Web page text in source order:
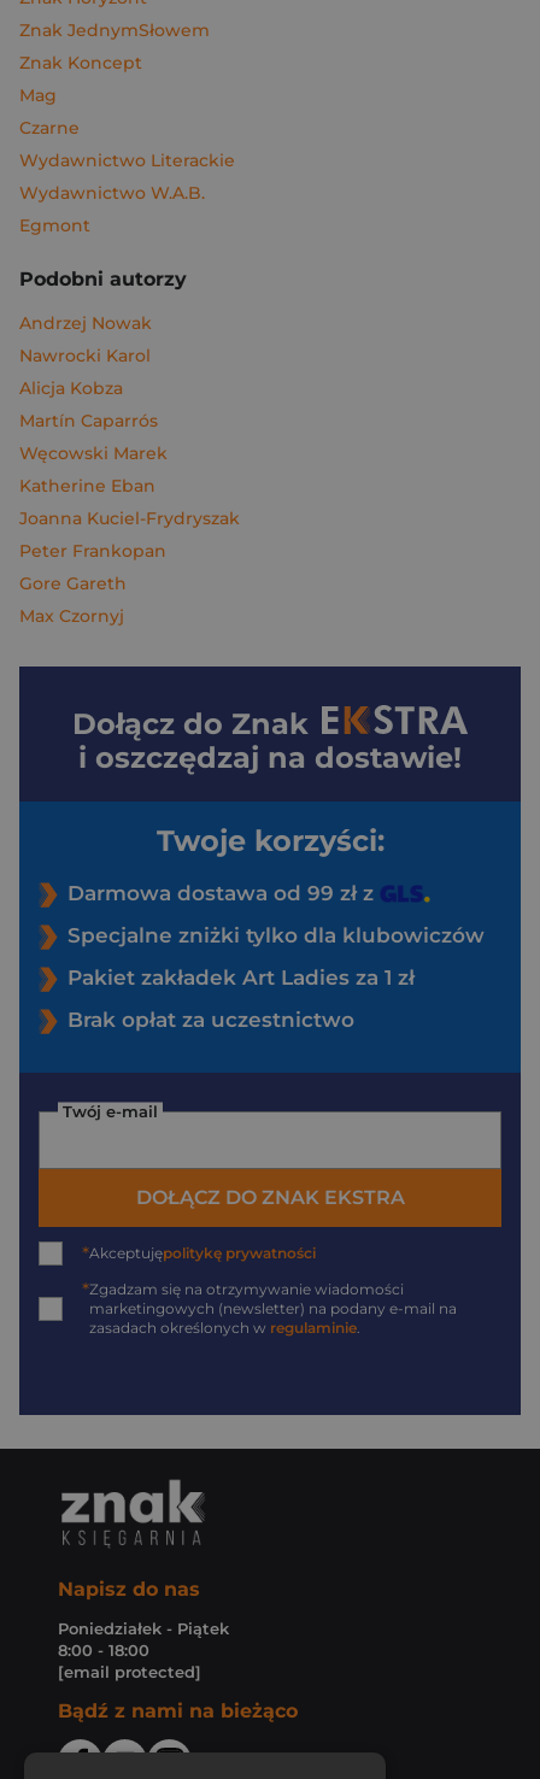
Znak JednymSłowem
Znak Koncept
Mag
Czarne
Wydawnictwo Literackie
Wydawnictwo W.A.B.
Egmont
Podobni autorzy
Andrzej Nowak
Nawrocki Karol
Alicja Kobza
Martín Caparrós
Węcowski Marek
Katherine Eban
Joanna Kuciel-Frydryszak
Peter Frankopan
Gore Gareth
Max Czornyj
Dołącz do Znak
i oszczędzaj na dostawie!
Twoje korzyści:
Darmowa dostawa od 99 zł z
Specjalne zniżki tylko dla klubowiczów
Pakiet zakładek Art Ladies za 1 zł
Brak opłat za uczestnictwo
Twój e-mail
DOŁĄCZ DO ZNAK EKSTRA
*Akceptujępolitykę prywatności
*Zgadzam się na otrzymywanie wiadomości
marketingowych (newsletter) na podany e-mail na
zasadach określonych w regulaminie.
Napisz do nas
Poniedziałek - Piątek
8:00 - 18:00
[email protected]
Bądź z nami na bieżąco